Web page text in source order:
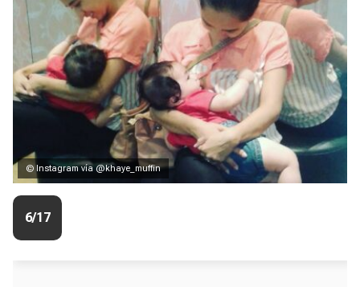
© Instagram vía @khaye_muffin
6/17